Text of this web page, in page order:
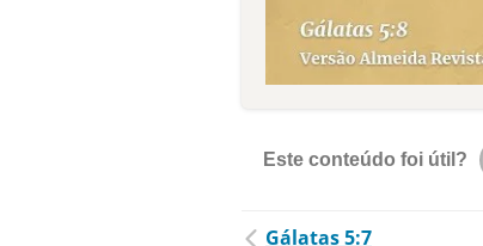
Este conteúdo foi útil?
Gálatas 5:7